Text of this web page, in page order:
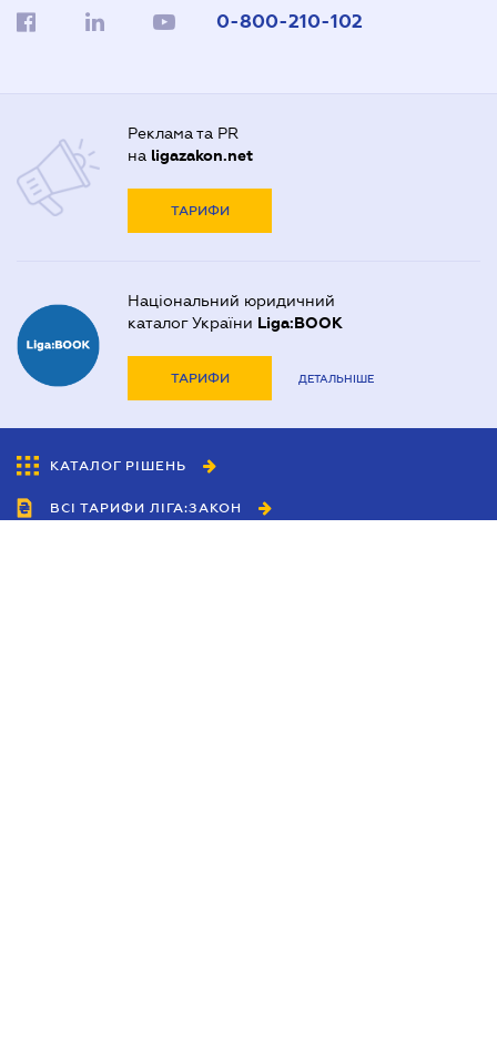
0-800-210-102
Реклама та PR
на ligazakon.net
ТАРИФИ
Національний юридичний
каталог України Liga:BOOK
ТАРИФИ ДЕТАЛЬНІШЕ
КАТАЛОГ РІШЕНЬ
ВСІ ТАРИФИ ЛІГА:ЗАКОН